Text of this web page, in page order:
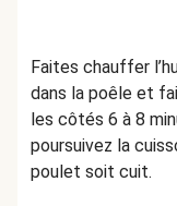
Faites chauffer
dans la poêle et
les côtés 6 à 8
poursuivez la
poulet soit cuit.